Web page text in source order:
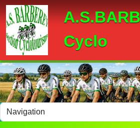
Cyclo
Panneau de gestion des cookies